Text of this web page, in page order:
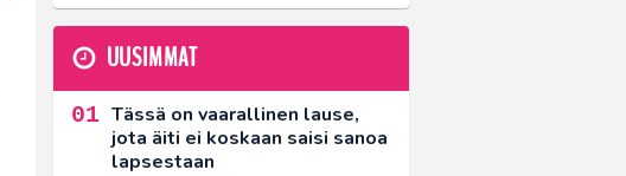
UUSIMMAT
Tässä on vaarallinen lause,
jota äiti ei koskaan saisi sanoa
lapsestaan